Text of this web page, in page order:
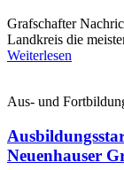
Grafschafter
Landkreis die
Weiterlesen
Aus- und
Neuenhauser